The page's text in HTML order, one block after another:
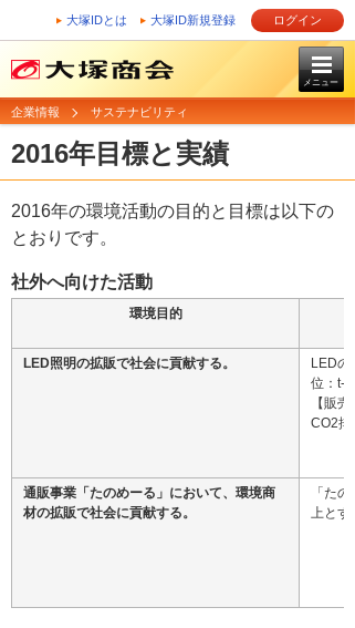
大塚IDとは 大塚ID新規登録 ログイン
メニュー
企業情報 サステナビリティ
2016年目標と実績
2016年の環境活動の目的と目標は以下の
とおりです。
社外へ向けた活動
環境目的
LED照明の拡販で社会に貢献する。
LEDの
位：t-
【販
CO2排
通販事業「たのめーる」において、環境商
材の拡販で社会に貢献する。
「た
上とす